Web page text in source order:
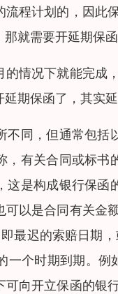
程计划的，因此
就需要开延期保函
情况下就能完成
期保函了，其实
同，但通常包
，有关合同或标
是构成银行保
以是合同有关金
最迟的索赔日期
一个时期到期。
向开立保函的